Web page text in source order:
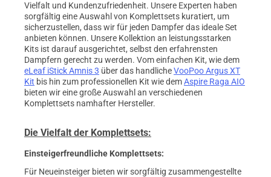
Vielfalt und Kundenzufriedenheit. Unsere Experten haben
sorgfältig eine Auswahl von Komplettsets kuratiert, um
sicherzustellen, dass wir für jeden Dampfer das ideale Set
anbieten können. Unsere Kollektion an leistungsstarken
Kits ist darauf ausgerichtet, selbst den erfahrensten
Dampfern gerecht zu werden. Vom einfachen Kit, wie dem
eLeaf iStick Amnis 3 über das handlicheVooPoo Argus XT
Kit bis hin zum professionellen Kit wie demAspire Raga AIO
bieten wir eine große Auswahl an verschiedenen
Komplettsets namhafter Hersteller.
Die Vielfalt der Komplettsets:
Einsteigerfreundliche Komplettsets:
Für Neueinsteiger bieten wir sorgfältig zusammengestellte